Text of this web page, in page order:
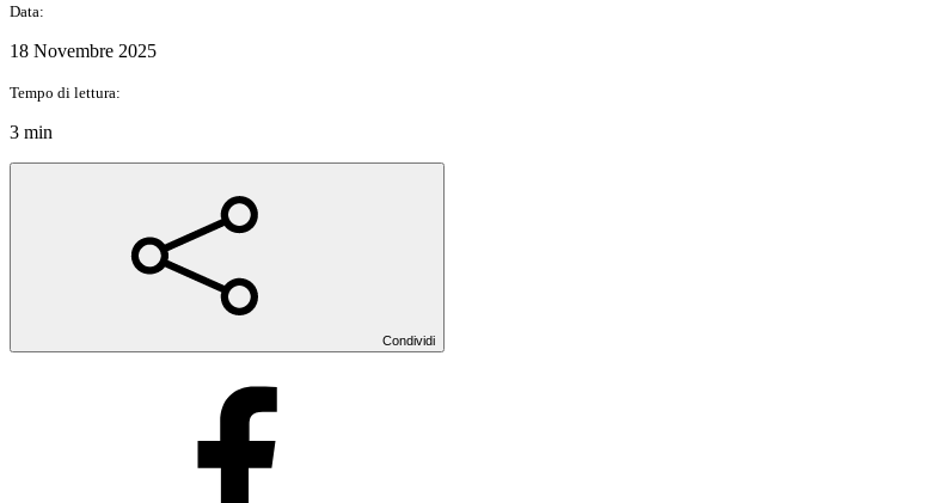
Data:
18 Novembre 2025
Tempo di lettura:
3 min
Condividi